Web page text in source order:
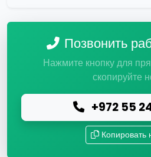
Позвонить
Нажмите кнопку для
скопируйте
+972 55
Копировать